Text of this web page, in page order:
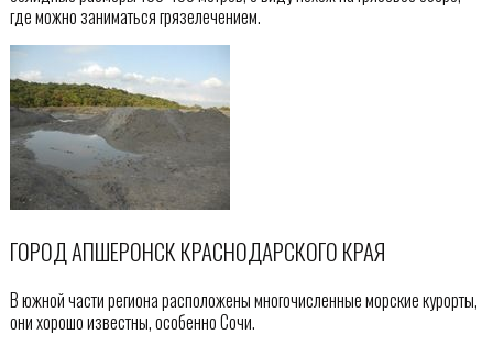
где можно заниматься грязелечением.
ГОРОД АПШЕРОНСК КРАСНОДАРСКОГО КРАЯ
В южной части региона расположены многочисленные морские курорты,
они хорошо известны, особенно Сочи.